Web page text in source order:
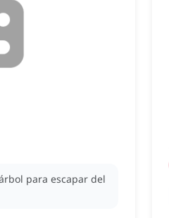
para escapar del